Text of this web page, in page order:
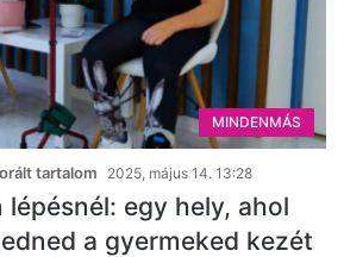
MINDENMÁS
tartalom 2025, május 14. 13:28
egy hely, ahol
a gyermeked kezét